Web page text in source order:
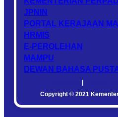
JPNIN
PORTAL KERAJAAN
HRMIS
E-PEROLEHAN
MAMPU
DEWAN BAHASA
|
Copyright © 2021